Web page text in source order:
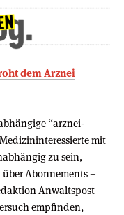
dem Arznei
“arznei-
mit
zu sein,
Abonnements –
Anwaltspost
empfinden,